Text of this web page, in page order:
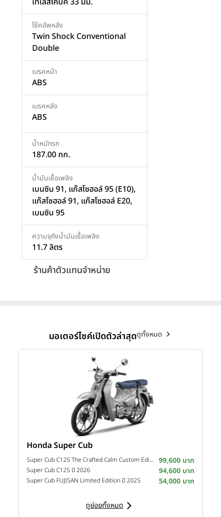
โช๊คอัพหลัง
Twin Shock Conventional
Double
เบรคหน้า
ABS
เบรคหลัง
ABS
น้ำหนักรถ
187.00 กก.
น้ำมันเชื้อเพลิง
เบนซิน 91, แก๊สโซฮอล์ 95 (E10),
แก๊สโซฮอล์ 91, แก๊สโซฮอล์ E20,
เบนซิน 95
ความจุถังน้ำมันเชื้อเพลิง
11.7 ลิตร
ร้านค้าตัวแทนจำหน่าย
มอเตอร์ไซค์เปิดตัวล่าสุดดูทั้งหมด
Honda Super Cub
Super Cub C125 The Crafted Calm Custom Edition ปี 2026 99,600 บาท
Super Cub C125 ปี 2026 94,600 บาท
Super Cub FUJISAN Limited Edition ปี 2025 54,000 บาท
ดูย่อยทั้งหมด